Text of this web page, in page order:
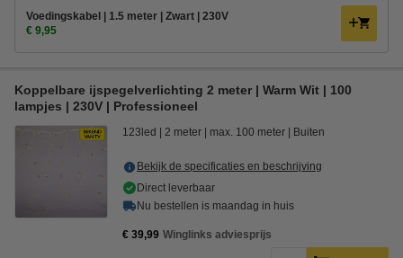
Voedingskabel | 1.5 meter | Zwart | 230V
€ 9,95
Koppelbare ijspegelverlichting 2 meter | Warm Wit | 100
lampjes | 230V | Professioneel
123led 2 meter max. 100 meter Buiten
Bekijk de specificaties en beschrijving
Direct leverbaar
Nu bestellen is maandag in huis
€ 39,99 Winglinks adviesprijs